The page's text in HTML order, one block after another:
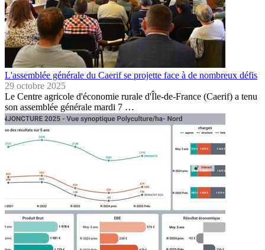
L'assemblée générale du Caerif se projette face à de nombreux défis
29 octobre 2025
Le Centre agricole d'économie rurale d'Île-de-France (Caerif) a tenu
son assemblée générale mardi 7 …